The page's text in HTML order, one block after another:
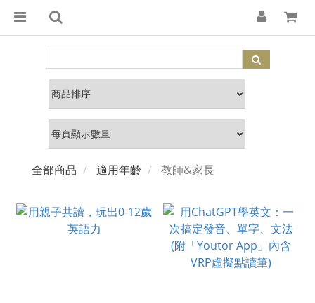
全部商品 適用年齡 教師&家長